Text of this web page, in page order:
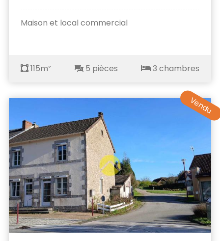
Maison et local commercial
115m² 5 pièces 3 chambres
Vendu